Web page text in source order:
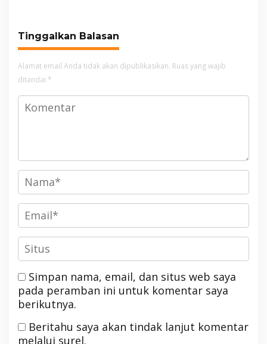
Tinggalkan Balasan
Alamat email Anda tidak akan dipublikasikan. Ruas yang wajib
ditandai *
Simpan nama, email, dan situs web saya
pada peramban ini untuk komentar saya
berikutnya.
Beritahu saya akan tindak lanjut komentar
melalui surel.